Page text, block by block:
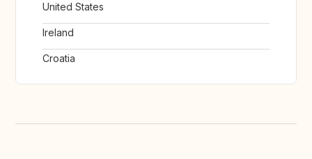
United States
Ireland
Croatia